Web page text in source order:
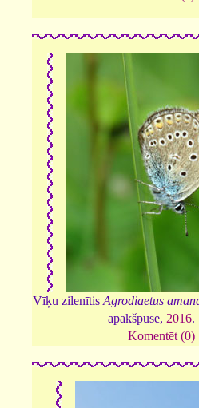
Vīķu zilenītis Agrodiaetus
apakšpuse, 2016.
Komentēt (0)